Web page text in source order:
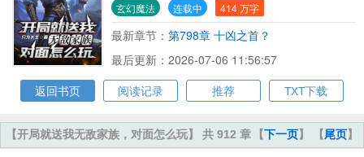
玄幻魔法 连载中 414 万字
最新章节： 第798章 十凶之首？
最后更新：2026-07-06 11:56:57
返回书页
阅读记录 推荐 TXT下载
【下一页】 【尾页】
【开局就送我无敌家族，对面怎么玩】 共 912 章